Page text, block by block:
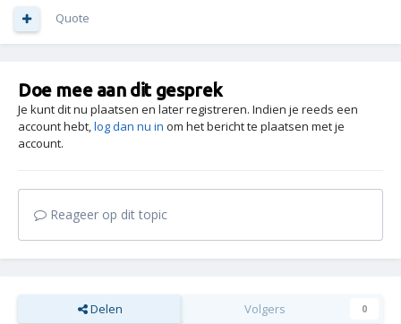
Quote
Doe mee aan dit gesprek
Je kunt dit nu plaatsen en later registreren. Indien je reeds een
account hebt,log dan nu in om het bericht te plaatsen met je
account.
Reageer op dit topic
Delen Volgers 0